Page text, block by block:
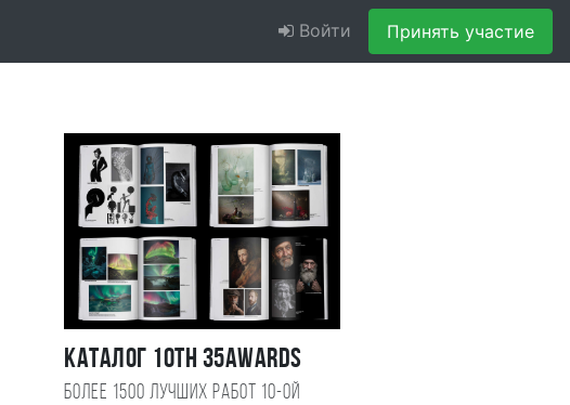
Войти Принять участие
Каталог 10TH 35AWARDS
Более 1500 лучших работ 10-ой